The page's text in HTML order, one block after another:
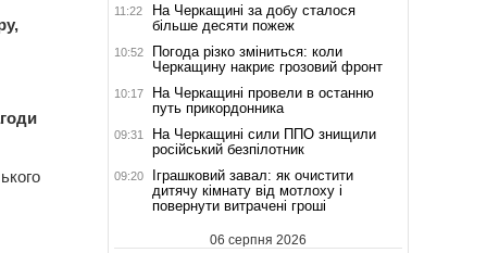
11:22
На Черкащині за добу сталося
більше десяти пожеж
10:52
Погода різко зміниться: коли
Черкащину накриє грозовий фронт
10:17
На Черкащині провели в останню
путь прикордонника
09:31
На Черкащині сили ППО знищили
російський безпілотник
09:20
Іграшковий завал: як очистити
дитячу кімнату від мотлоху і
повернути витрачені гроші
06 серпня 2026